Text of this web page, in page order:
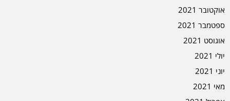
אוקטובר 2021
ספטמבר 2021
אוגוסט 2021
יולי 2021
יוני 2021
מאי 2021